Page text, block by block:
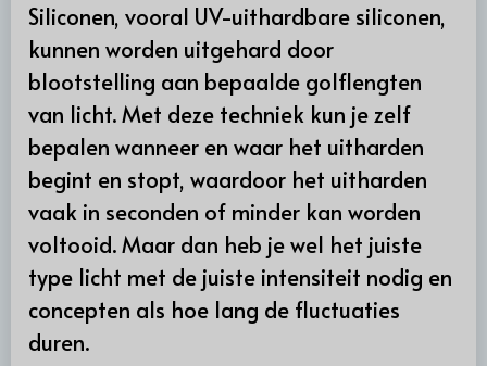
Siliconen, vooral UV-uithardbare siliconen,
kunnen worden uitgehard door
blootstelling aan bepaalde golflengten
van licht. Met deze techniek kun je zelf
bepalen wanneer en waar het uitharden
begint en stopt, waardoor het uitharden
vaak in seconden of minder kan worden
voltooid. Maar dan heb je wel het juiste
type licht met de juiste intensiteit nodig en
concepten als hoe lang de fluctuaties
duren.